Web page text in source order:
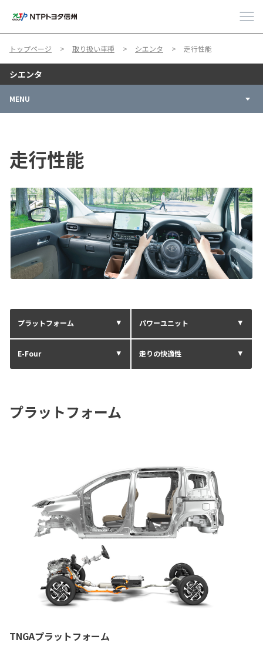
トップページ 取り扱い車種 シエンタ 走行性能
シエンタ
MENU
走行性能
プラットフォーム パワーユニット
E-Four 走りの快適性
プラットフォーム
TNGAプラットフォーム